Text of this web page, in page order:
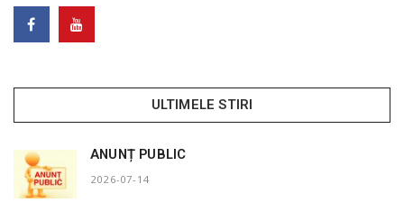
ULTIMELE STIRI
ANUNȚ PUBLIC
2026-07-14